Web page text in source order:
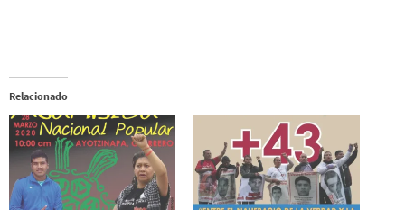
Relacionado